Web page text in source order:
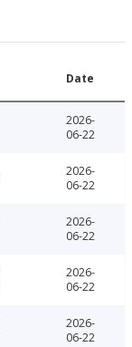
Date
2026-
06-22
2026-
06-22
2026-
06-22
2026-
06-22
2026-
06-22